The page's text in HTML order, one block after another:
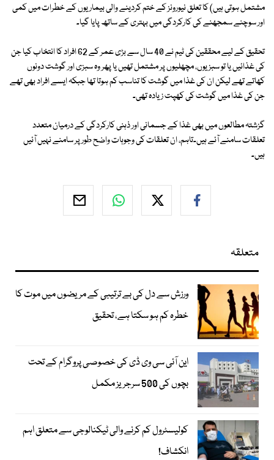
مشتمل ہوتی ہیں) کا تعلق نیورونز کے ختم کردینے والی بیماریوں کے خطرات میں کمی
اور سوچنے سمجھنے کی کارکردگی میں بہتری کے ساتھ پایا گیا۔
تحقیق کے لیے محققین کی ٹیم نے 40 سال سے بڑی عمر کے 62 افراد کا انتخاب کیا جن
کی غذائیں یا تو سبزیوں، مچھلیوں پر مشتمل تھیں یا پھر وہ سبزی اور گوشت دونوں
کھاتے تھے لیکن ان کی غذا میں گوشت کا تناسب کم ہوتا تھا جبکہ ایسے افراد بھی تھے
جن کی غذا میں گوشت کی کھپت زیادہ تھی۔
گزشتہ مطالعوں میں بھی غذا کے جسمانی اور ذہنی کارکردگی کے درمیان متعدد
تعلقات سامنے آئے ہیں۔تاہم، ان تعلقات کی وجوہات واضح طور پر سامنے نہیں آئیں
ہیں۔
متعلقہ
ورزش سے دل کی بے ترتیبی کے مریضوں میں موت کا
خطرہ کم ہو سکتا ہے، تحقیق
این آئی سی وی ڈی کی خصوصی پروگرام کے تحت
بچوں کی 500 سرجریز مکمل
کولیسٹرول کم کرنے والی ٹیکنالوجی سے متعلق اہم
انکشاف!